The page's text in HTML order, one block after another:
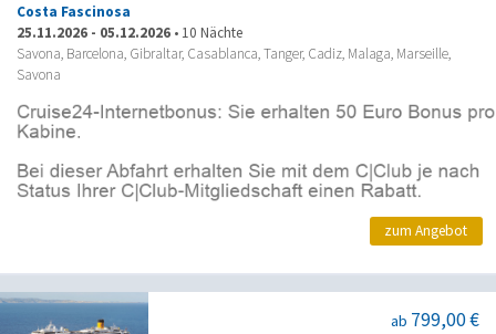
Costa Fascinosa
25.11.2026 - 05.12.2026 • 10 Nächte
Savona, Barcelona, Gibraltar, Casablanca, Tanger, Cadiz, Malaga, Marseille,
Savona
zum Angebot
ab 799,00 €